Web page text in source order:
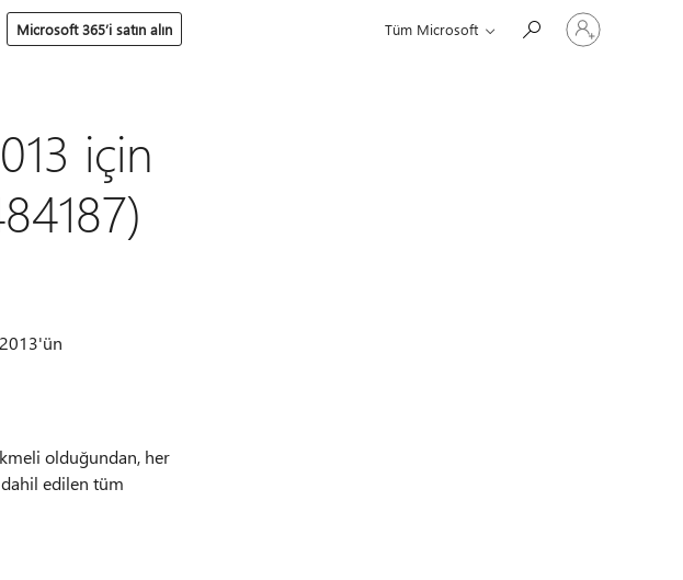
Microsoft 365’i satın alın Tüm Microsoft
Hesabınızda
oturum
açın
için
olduğundan, her
edilen tüm